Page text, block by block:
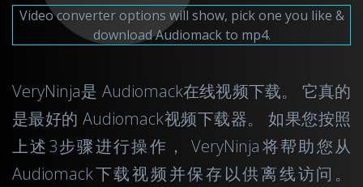
Video converter options will show, pick one you like &
download Audiomack to mp4.
VeryNinja是 Audiomack在线视频下载。 它真的
是最好的 Audiomack视频下载器。 如果您按照
上述3步骤进行操作， VeryNinja将帮助您从
Audiomack下载视频并保存以供离线访问。